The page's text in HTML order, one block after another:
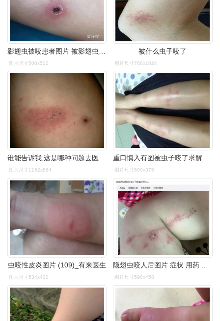
图片尺寸500x500
被什么虫子咬了
图片尺寸768x1024
谁能告诉我,这是哪种问题去医院检查说虫子咬的 可是伤口越来越大 如
图片尺寸1152x864
重口慎入有图被虫子咬了求解决办法
图片尺寸500x375
虫咬性皮炎图片 (109)_有来医生
图片尺寸534x400 图片尺寸598x458